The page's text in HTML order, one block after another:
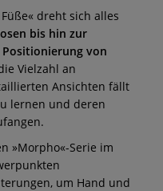
dreht sich alles
bis hin zur
von
Vielzahl an
Ansichten fällt
lernen und deren
»Morpho«-Serie im
um Hand und